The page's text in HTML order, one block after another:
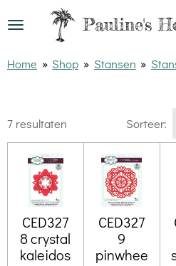
Ga
naar
Pauline's
Home » Shop » Stansen »
7 resultaten Sorteer:
CED327
8 crystal
kaleidos
CED327
9
pinwhee